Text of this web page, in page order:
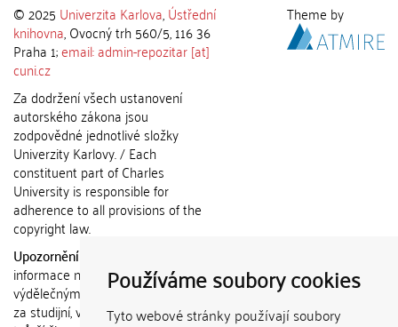
Používáme soubory cookies
Tyto webové stránky používají soubory
© 2025 Univerzita Karlova,Ústřední
knihovna, Ovocný trh 560/5, 116 36
Praha 1;email: admin-repozitar [at]
cuni.cz
Za dodržení všech ustanovení
autorského zákona jsou
zodpovědné jednotlivé složky
Univerzity Karlovy. / Each
constituent part of Charles
University is responsible for
adherence to all provisions of the
copyright law.
Upozornění / Notice:
informace nemohou být použity k
výdělečným účelům nebo vydávány
za studijní, vědeckou nebo jinou
Theme by